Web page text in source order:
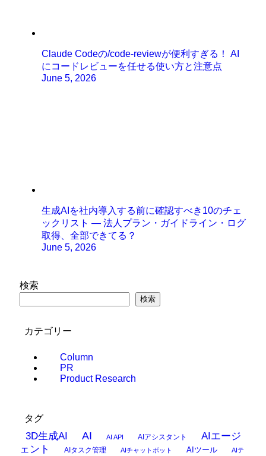
Claude Codeの/code-reviewが便利すぎる！ AI
にコードレビューを任せる使い方と注意点
June 5, 2026
生成AIを社内導入する前に確認すべき10のチェ
ックリスト ― 法人プラン・ガイドライン・ログ
取得、全部できてる？
June 5, 2026
検索
検索
カテゴリー
Column
PR
Product Research
タグ
3D生成AI AI AI API AIアシスタント
AIエージ
ェント
AIタスク管理 AIチャットボット AIツール
AIテ